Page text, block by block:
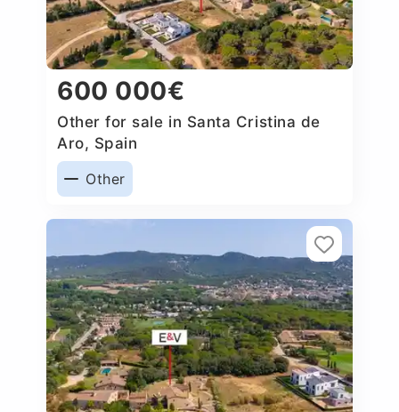
600 000€
Other for sale in Santa Cristina de
Aro, Spain
Other